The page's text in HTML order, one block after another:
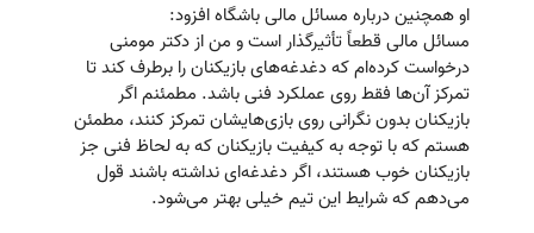
او همچنین درباره مسائل مالی باشگاه افزود:
مسائل مالی قطعاً تأثیرگذار است و من از دکتر مومنی
درخواست کرده‌ام که دغدغه‌های بازیکنان را برطرف کند تا
تمرکز آن‌ها فقط روی عملکرد فنی باشد. مطمئنم اگر
بازیکنان بدون نگرانی روی بازی‌هایشان تمرکز کنند، مطمئن
هستم که با توجه به کیفیت بازیکنان که به لحاظ فنی جز
بازیکنان خوب هستند، اگر دغدغه‌ای نداشته باشند قول
می‌دهم که شرایط این تیم خیلی بهتر می‌شود.